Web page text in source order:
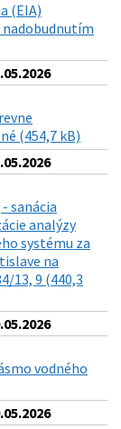
(EIA)
nadobudnutím
(454,7 kB)
- sanácia
analýzy
systému za
na
13, 9 (440,3
vodného